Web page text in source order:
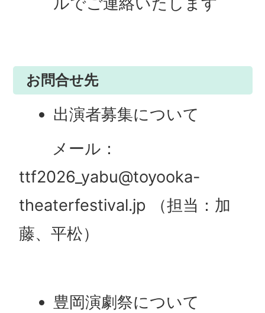
お問合せ先
出演者募集について
メール：
ttf2026_yabu@toyooka-
theaterfestival.jp （担当：加
藤、平松）
豊岡演劇祭について